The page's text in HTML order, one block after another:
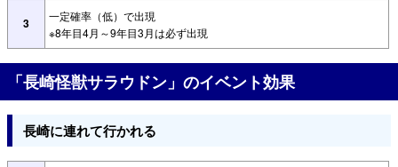
3
一定確率（低）で出現
※8年目4月～9年目3月は必ず出現
「長崎怪獣サラウドン」のイベント効果
長崎に連れて行かれる